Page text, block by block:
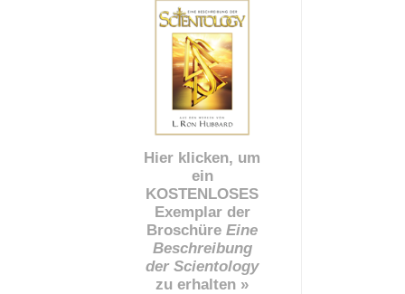
Hier klicken, um
ein
KOSTENLOSES
Exemplar der
Broschüre Eine
Beschreibung
der Scientology
zu erhalten »